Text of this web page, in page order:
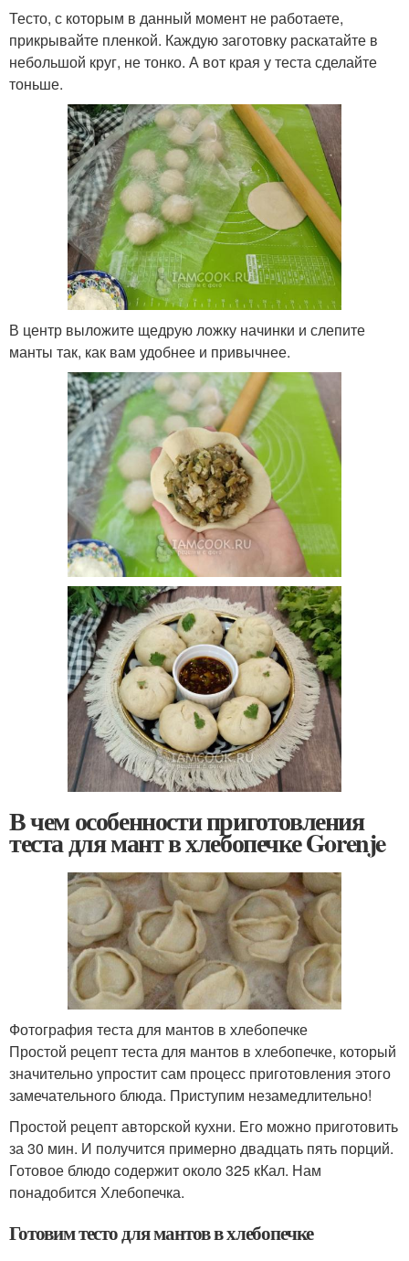
Тесто, с которым в данный момент не работаете,
прикрывайте пленкой. Каждую заготовку раскатайте в
небольшой круг, не тонко. А вот края у теста сделайте
тоньше.
В центр выложите щедрую ложку начинки и слепите
манты так, как вам удобнее и привычнее.
В чем особенности приготовления
теста для мант в хлебопечке Gorenje
Фотография теста для мантов в хлебопечке
Простой рецепт теста для мантов в хлебопечке, который
значительно упростит сам процесс приготовления этого
замечательного блюда. Приступим незамедлительно!
Простой рецепт авторской кухни. Его можно приготовить
за 30 мин. И получится примерно двадцать пять порций.
Готовое блюдо содержит около 325 кКал. Нам
понадобится Хлебопечка.
Готовим тесто для мантов в хлебопечке